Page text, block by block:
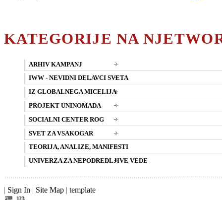
KATEGORIJE NA
ARHIV KAMPANJ
IWW - NEVIDNI DELAVCI SVETA
IZ GLOBALNEGA MICELIJA
PROJEKT UNINOMADA
SOCIALNI CENTER ROG
SVET ZA VSAKOGAR
TEORIJA, ANALIZE, MANIFESTI
UNIVERZA ZA NEPODREDLJIVE VEDE
| Sign In | Site Map | template